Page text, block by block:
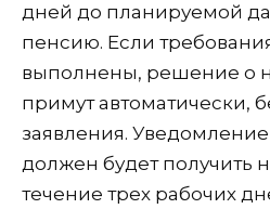
дней до планируемой
пенсию. Если
выполнены, решение о
примут автоматически,
заявления.
должен будет получить
течение трех рабочих